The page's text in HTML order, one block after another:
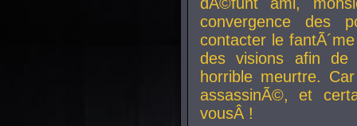
convergence des
contacter le
des visions afin
horrible meurtre.
assassinÃ©, et
vousÂ !